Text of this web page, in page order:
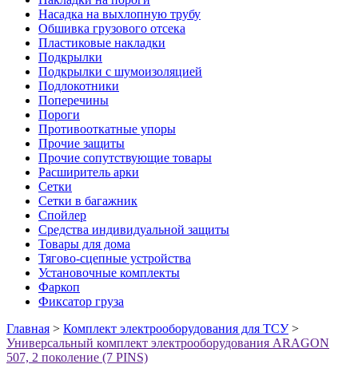
Насадка на выхлопную трубу
Обшивка грузового отсека
Пластиковые накладки
Подкрылки
Подкрылки с шумоизоляцией
Подлокотники
Поперечины
Пороги
Противооткатные упоры
Прочие защиты
Прочие сопутствующие товары
Расширитель арки
Сетки
Сетки в багажник
Спойлер
Средства индивидуальной защиты
Товары для дома
Тягово-сцепные устройства
Установочные комплекты
Фаркоп
Фиксатор груза
Главная > Комплект электрооборудования для ТСУ>
Универсальный комплект электрооборудования ARAGON
507, 2 поколение (7 PINS)